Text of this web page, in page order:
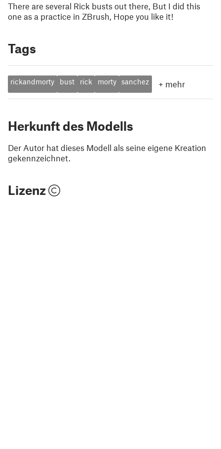
There are several Rick busts out there, But I did this
one as a practice in ZBrush, Hope you like it!
Tags
rickandmorty bust rick morty sanchez + mehr
Herkunft des Modells
Der Autor hat dieses Modell als seine eigene Kreation
gekennzeichnet.
Lizenz